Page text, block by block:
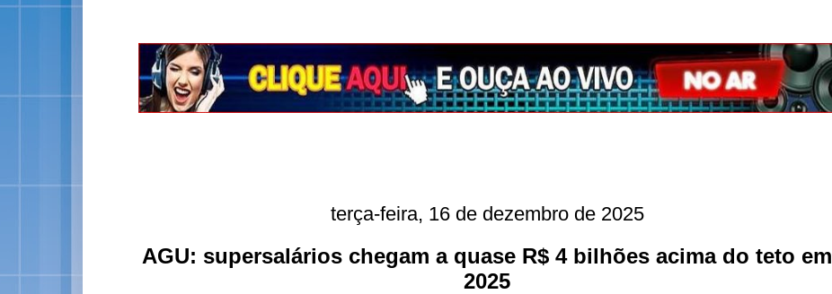
terça-feira, 16 de dezembro de 2025
AGU: supersalários chegam a quase R$ 4 bilhões acima do teto em
2025